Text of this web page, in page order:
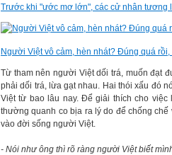
Trước khi "ước mơ lớn", các cử nhân tương
Người Việt vô cảm, hèn nhát? Đúng quá
Từ tham nên người Việt dối trá, muốn đạt
phải dối trá, lừa gạt nhau. Hai thói xấu đó
Việt từ bao lâu nay. Để giải thích cho
thường quanh co bịa ra lý do để chống
vào đời sống người Việt.
- Nói như ông thì rõ ràng người Việt biết